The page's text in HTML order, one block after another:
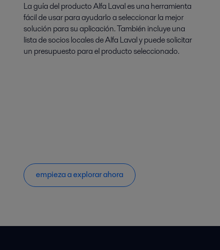
La guía del producto Alfa Laval es una herramienta
fácil de usar para ayudarlo a seleccionar la mejor
solución para su aplicación. También incluye una
lista de socios locales de Alfa Laval y puede solicitar
un presupuesto para el producto seleccionado.
empieza a explorar ahora